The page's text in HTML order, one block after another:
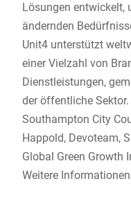
Lösungen entwickelt,
ändernden
Unit4 unterstützt
einer Vielzahl von
Dienstleistungen,
der öffentliche
Southampton City
Happold, Devoteam,
Global Green Growth
Weitere